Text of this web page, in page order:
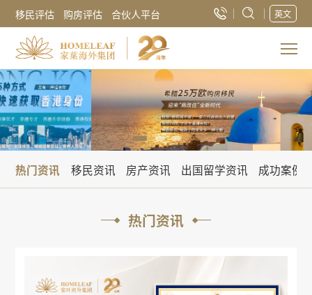
移民评估 购房评估 合伙人平台 英文
热门资讯 移民资讯 房产资讯 出国留学资讯 成功案例
热门资讯